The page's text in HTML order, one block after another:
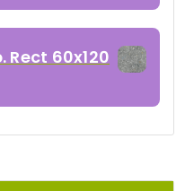
Rect 60x120